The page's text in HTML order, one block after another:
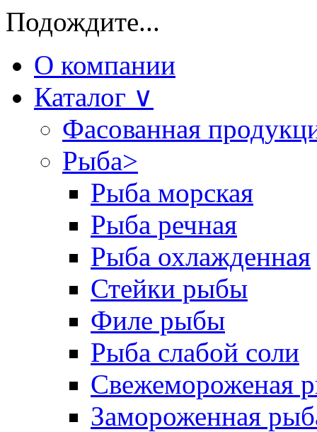
Подождите...
О компании
Каталог ∨
Фасованная
Рыба>
Рыба морская
Рыба речная
Рыба охлажденная
Стейки рыбы
Филе рыбы
Рыба слабой соли
Свежемороженая
Замороженная